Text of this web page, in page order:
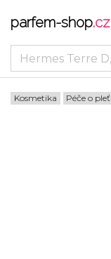
parfem-shop.cz
Kosmetika Péče o pleť